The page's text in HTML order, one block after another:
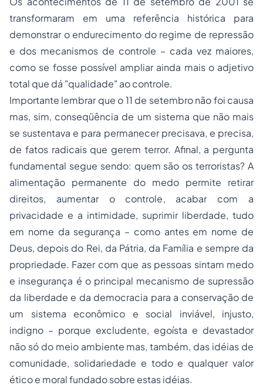
transformaram em uma referência histórica para
demonstrar o endurecimento do regime de repressão
e dos mecanismos de controle – cada vez maiores,
como se fosse possível ampliar ainda mais o adjetivo
total que dá "qualidade" ao controle.
Importante lembrar que o 11 de setembro não foi causa
mas, sim, conseqüência de um sistema que não mais
se sustentava e para permanecer precisava, e precisa,
de fatos radicais que gerem terror. Afinal, a pergunta
fundamental segue sendo: quem são os terroristas?A
alimentação permanente do medo permite retirar
direitos, aumentar o controle, acabar com a
privacidade e a intimidade, suprimir liberdade, tudo
em nome da segurança – como antes em nome de
Deus, depois do Rei, da Pátria, da Família e sempre da
propriedade. Fazer com que as pessoas sintam medo
e insegurança é o principal mecanismo de supressão
da liberdade e da democracia para a conservação de
um sistema econômico e social inviável, injusto,
indigno – porque excludente, egoísta e devastador
não só do meio ambiente mas, também, das idéias de
comunidade, solidariedade e todo e qualquer valor
ético e moral fundado sobre estas idéias.